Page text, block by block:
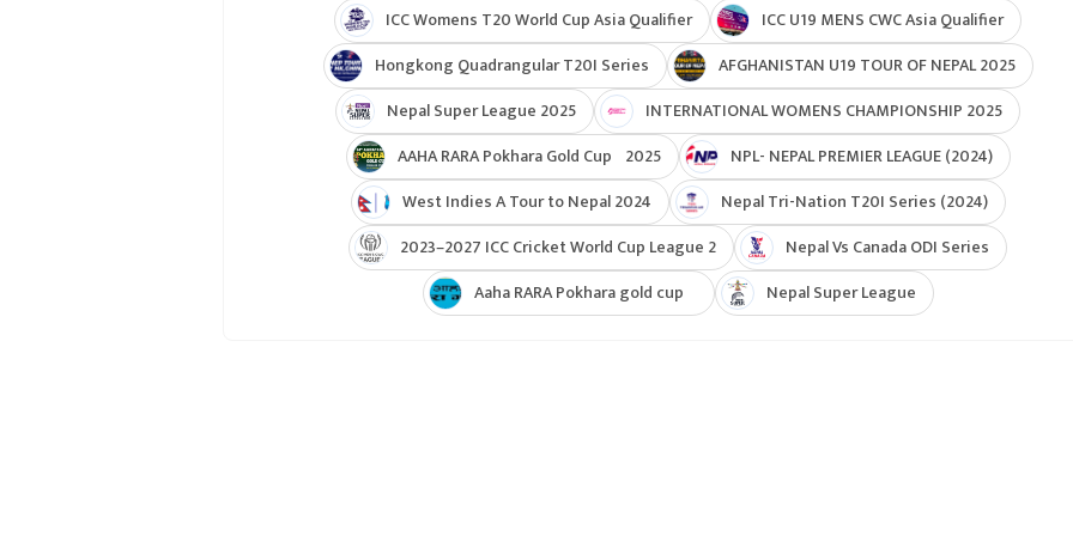
ICC Womens T20 World Cup Asia Qualifier
ICC U19 MENS CWC Asia Qualifier
Hongkong Quadrangular T20I Series
AFGHANISTAN U19 TOUR OF NEPAL 2025
Nepal Super League 2025
INTERNATIONAL WOMENS CHAMPIONSHIP 2025
AAHA RARA Pokhara Gold Cup 2025
NPL- NEPAL PREMIER LEAGUE (2024)
West Indies A Tour to Nepal 2024
Nepal Tri-Nation T20I Series (2024)
2023–2027 ICC Cricket World Cup League 2
Nepal Vs Canada ODI Series
Aaha RARA Pokhara gold cup
Nepal Super League